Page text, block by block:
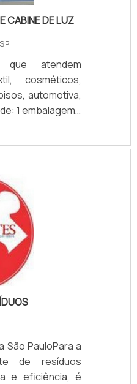
CABINE DE LUZ
atendem
cosméticos,
automotiva,
1 embalagem -
utilizada em
um sistema de
para
onde a cor é
o controle de
que o utiliza é
uma ferramenta
São PauloPara a
de resíduos
e eficiência, é